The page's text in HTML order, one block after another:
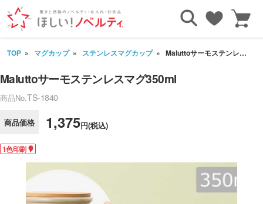
TOP マグカップ ステンレスマグカップ Maluttoサーモステンレスマグ350ml
Maluttoサーモステンレスマグ350ml
商品No.TS-1840
商品価格 1,375円(税込)
1色印刷